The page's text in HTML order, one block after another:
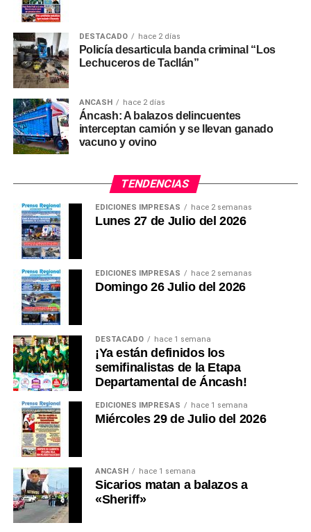
Bono no será remunerativo
La ley establece que la bonificación extraordinaria de
S/ 487 no tendrá carácter remunerativo ni
pensionable.
Tampoco estará sujeta a cargas sociales ni servirá
como base de cálculo para la compensación por
tiempo de servicios (CTS), bonificaciones,
Además, los docentes y auxiliares solo podrán recibir
este beneficio en una única entidad pública.
(Ronald Montoro Yopla)
DESTACADO hace 2 días
Policía desarticula banda criminal “Los
Lechuceros de Tacllán”
ANCASH hace 2 días
Áncash: A balazos delincuentes
interceptan camión y se llevan ganado
vacuno y ovino
TENDENCIAS
EDICIONES IMPRESAS hace 2 semanas
Lunes 27 de Julio del 2026
EDICIONES IMPRESAS hace 2 semanas
Domingo 26 Julio del 2026
DESTACADO hace 1 semana
¡Ya están definidos los
semifinalistas de la Etapa
Departamental de Áncash!
EDICIONES IMPRESAS hace 1 semana
Miércoles 29 de Julio del 2026
ANCASH hace 1 semana
Sicarios matan a balazos a
«Sheriff»